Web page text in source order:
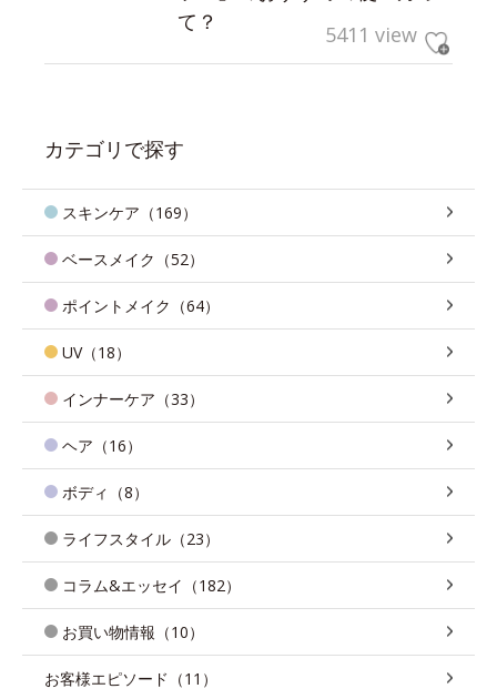
て？
5411 view
カテゴリで探す
スキンケア（169）
ベースメイク（52）
ポイントメイク（64）
UV（18）
インナーケア（33）
ヘア（16）
ボディ（8）
ライフスタイル（23）
コラム&エッセイ（182）
お買い物情報（10）
お客様エピソード（11）